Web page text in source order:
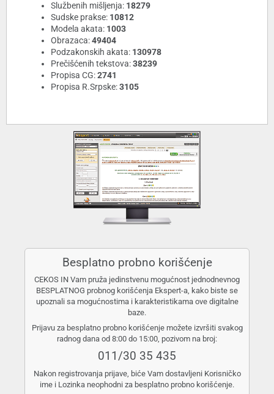
Službenih mišljenja: 18279
Sudske prakse: 10812
Modela akata: 1003
Obrazaca:49404
Podzakonskih akata: 130978
Prečišćenih tekstova:38239
Propisa CG:2741
Propisa R.Srpske:3105
Besplatno probno korišćenje
CEKOS IN Vam pruža jedinstvenu mogućnost jednodnevnog
BESPLATNOG probnog korišćenja Ekspert-a, kako biste se
upoznali sa mogućnostima i karakteristikama ove digitalne
baze.
Prijavu za besplatno probno korišćenje možete izvršiti svakog
radnog dana od 8:00 do 15:00, pozivom na broj:
011/30 35 435
Nakon registrovanja prijave, biće Vam dostavljeni Korisničko
ime i Lozinka neophodni za besplatno probno korišćenje.